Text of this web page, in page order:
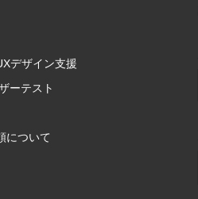
デザイン支援
ーテスト
について